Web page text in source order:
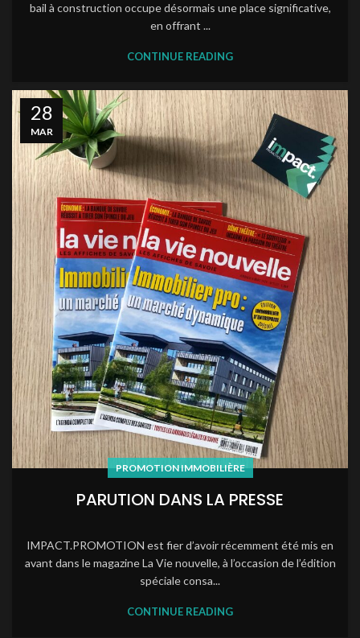
bail à construction occupe désormais une place significative,
en offrant ...
CONTINUE READING
28
MAR
PROMOTION IMMOBILIÈRE
PARUTION DANS LA PRESSE
IMPACT.PROMOTION est fier d’avoir récemment été mis en
avant dans le magazine La Vie nouvelle, à l’occasion de l’édition
spéciale consa...
CONTINUE READING